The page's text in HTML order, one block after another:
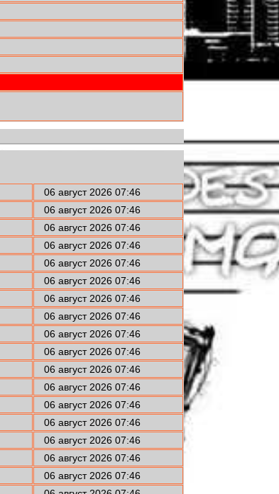
06 август 2026 07:46
06 август 2026 07:46
06 август 2026 07:46
06 август 2026 07:46
06 август 2026 07:46
06 август 2026 07:46
06 август 2026 07:46
06 август 2026 07:46
06 август 2026 07:46
06 август 2026 07:46
06 август 2026 07:46
06 август 2026 07:46
06 август 2026 07:46
06 август 2026 07:46
06 август 2026 07:46
06 август 2026 07:46
06 август 2026 07:46